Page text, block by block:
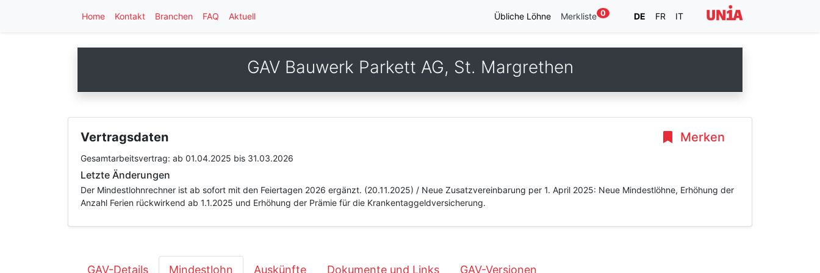
Home Kontakt Branchen FAQ Aktuell Übliche Löhne Merkliste 0 DE FR IT
GAV Bauwerk Parkett AG, St. Margrethen
Merken
Vertragsdaten
Gesamtarbeitsvertrag: ab 01.04.2025 bis 31.03.2026
Letzte Änderungen
Der Mindestlohnrechner ist ab sofort mit den Feiertagen 2026 ergänzt. (20.11.2025) / Neue Zusatzvereinbarung per 1. April 2025: Neue Mindestlöhne, Erhöhung der
Anzahl Ferien rückwirkend ab 1.1.2025 und Erhöhung der Prämie für die Krankentaggeldversicherung.
GAV-Details Mindestlohn Auskünfte Dokumente und Links GAV-Versionen